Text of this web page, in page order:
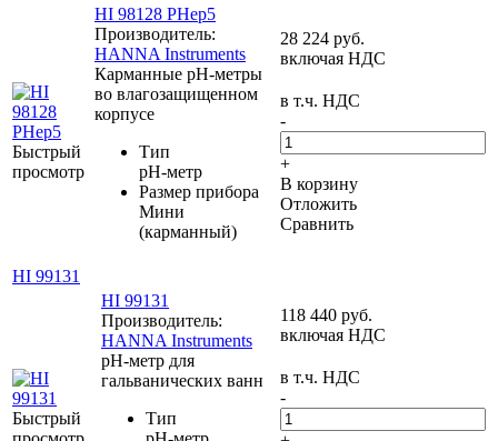
Быстрый
просмотр
HI 98128 PHep5
Производитель:
HANNA Instruments
Карманные pH-метры
во влагозащищенном
корпусе
Тип
pH-метр
Размер прибора
Мини
(карманный)
28 224 руб.
включая НДС
в т.ч. НДС
-
+
В корзину
Отложить
Сравнить
HI 99131
Быстрый
HI 99131
Производитель:
HANNA Instruments
pH-метр для
гальванических ванн
Тип
118 440 руб.
включая НДС
в т.ч. НДС
-